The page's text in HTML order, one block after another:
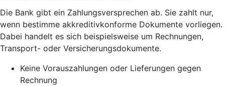
Die Bank gibt ein Zahlungsversprechen ab. Sie zahlt nur,
wenn bestimme akkreditivkonforme Dokumente vorliegen.
Dabei handelt es sich beispielsweise um Rechnungen,
Transport- oder Versicherungsdokumente.
Keine Vorauszahlungen oder Lieferungen gegen
Rechnung